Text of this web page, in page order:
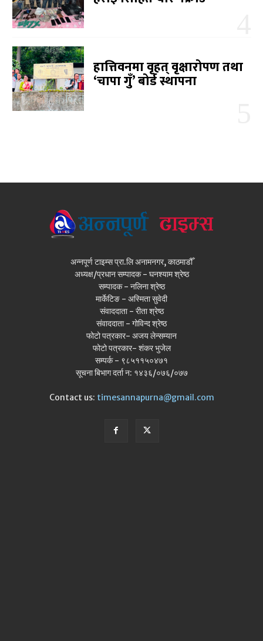
हात्तिवनमा वृहत् वृक्षारोपण तथा
‘चापा गुँ’ बोर्ड स्थापना
अन्नपूर्ण टाइम्स प्रा.लि अनामनगर, काठमाडौँ
अध्यक्ष/प्रधान सम्पादक - घनश्याम श्रेष्ठ
सम्पादक - नलिना श्रेष्ठ
मार्केटिङ - अस्मिता सुवेदी
संवाददाता - रीता श्रेष्ठ
संवाददाता - गोविन्द श्रेष्ठ
फोटो पत्रकार- अजय लेन्सम्यान
फोटो पत्रकार- शंकर भुजेल
सम्पर्क - ९८५११५०४७१
सूचना बिभाग दर्ता न: १४३६/०७६/०७७
Contact us: timesannapurna@gmail.com